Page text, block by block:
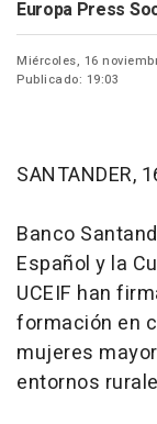
Europa Press
Miércoles, 16
Publicado: 19:03
SANTANDER,
Banco
Español y la
UCEIF han
formación en
mujeres
entornos